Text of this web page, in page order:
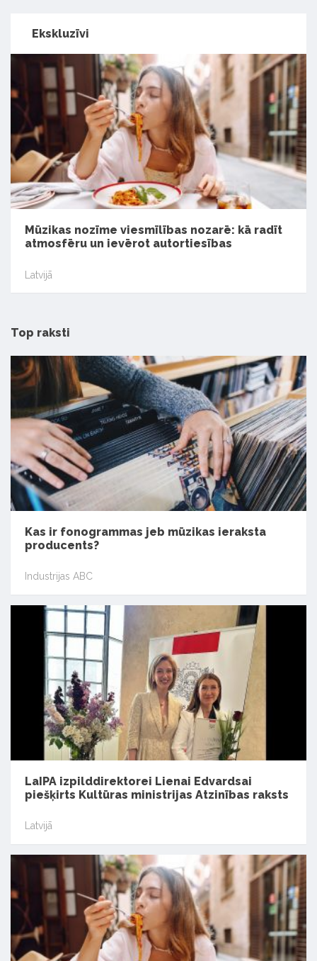
Ekskluzīvi
Mūzikas nozīme viesmīlības nozarē: kā radīt
atmosfēru un ievērot autortiesības
Latvijā
Top raksti
Kas ir fonogrammas jeb mūzikas ieraksta
producents?
Industrijas ABC
LaIPA izpilddirektorei Lienai Edvardsai
piešķirts Kultūras ministrijas Atzinības raksts
Latvijā